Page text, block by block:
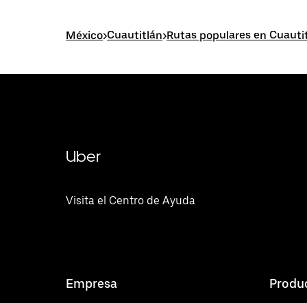
México>Cuautitlán>Rutas populares en
Uber
Visita el Centro de Ayuda
Empresa